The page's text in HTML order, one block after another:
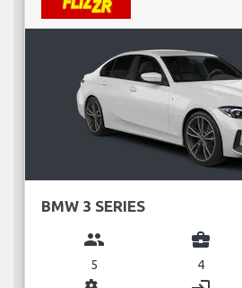
BMW 3 SERIES
group
5
business_center
4